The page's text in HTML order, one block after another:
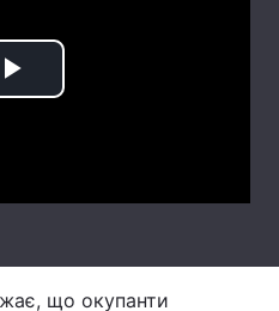
Play
що окупанти